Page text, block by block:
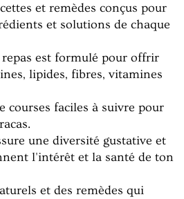
et remèdes conçus pour
et solutions de chaque
repas est formulé pour offrir
lipides, fibres, vitamines
courses faciles à suivre pour
une diversité gustative et
l'intérêt et la santé de ton
et des remèdes qui